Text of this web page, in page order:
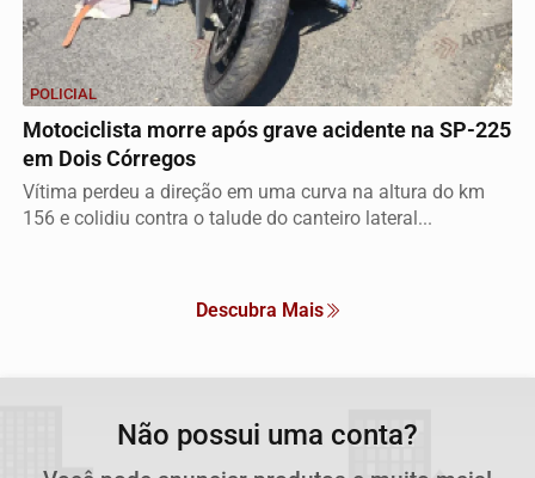
POLICIAL
Motociclista morre após grave acidente na SP-225
em Dois Córregos
Vítima perdeu a direção em uma curva na altura do km
156 e colidiu contra o talude do canteiro lateral...
Descubra Mais
Não possui uma conta?